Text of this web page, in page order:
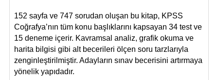
152 sayfa ve 747 sorudan oluşan bu kitap, KPSS
Coğrafya’nın tüm konu başlıklarını kapsayan 34 test ve
15 deneme içerir. Kavramsal analiz, grafik okuma ve
harita bilgisi gibi alt becerileri ölçen soru tarzlarıyla
zenginleştirilmiştir. Adayların sınav becerisini artırmaya
yönelik yapıdadır.